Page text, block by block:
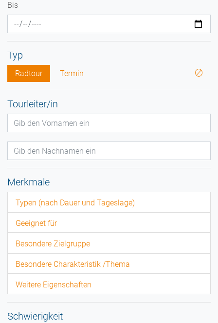
Bis
Typ
Radtour Termin
Tourleiter/in
Merkmale
Typen (nach Dauer und Tageslage)
Geeignet für
Besondere Zielgruppe
Besondere Charakteristik /Thema
Weitere Eigenschaften
Schwierigkeit